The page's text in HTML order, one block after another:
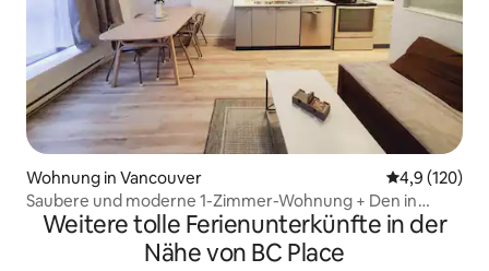
Wohnung in Vancouver
4,9 (120)
Saubere und moderne 1-Zimmer-Wohnung + Den in
bester Lage
Weitere tolle Ferienunterkünfte in der
Nähe von BC Place